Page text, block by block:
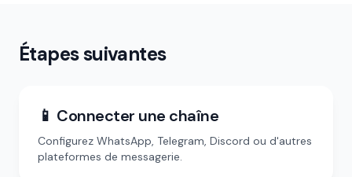
Étapes suivantes
📱 Connecter une chaîne
Configurez WhatsApp, Telegram, Discord ou d'autres
plateformes de messagerie.